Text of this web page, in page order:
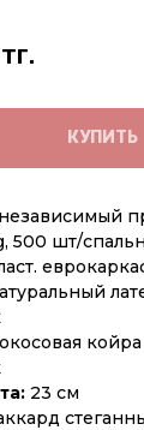
тг.
КУПИТЬ
500 шт/
23 см